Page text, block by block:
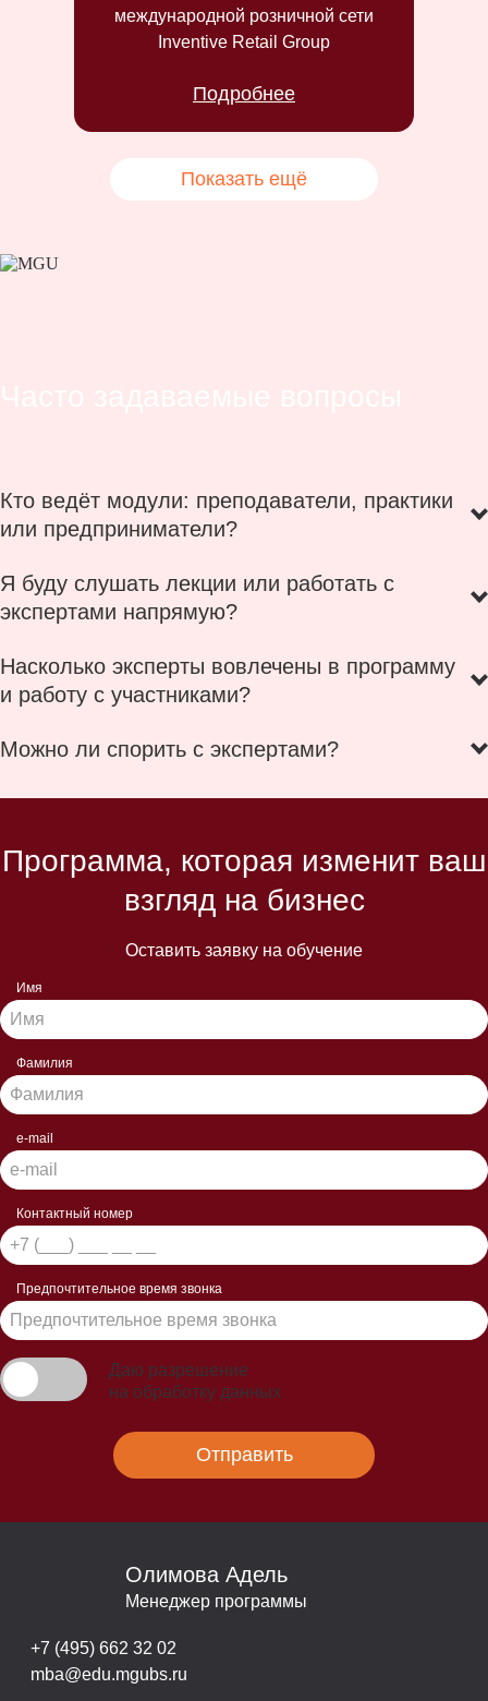
международной розничной сети
Inventive Retail Group
Подробнее
Показать ещё
Кто ведёт модули: преподаватели, практики
или предприниматели?
Я буду слушать лекции или работать с
экспертами напрямую?
Насколько эксперты вовлечены в программу
и работу с участниками?
Можно ли спорить с экспертами?
Программа, которая изменит ваш
взгляд на бизнес
Оставить заявку на обучение
Имя
Фамилия
e-mail
Контактный номер
Предпочтительное время звонка
Даю разрешение
на обработку данных
Олимова Адель
Менеджер программы
+7 (495) 662 32 02
mba@edu.mgubs.ru